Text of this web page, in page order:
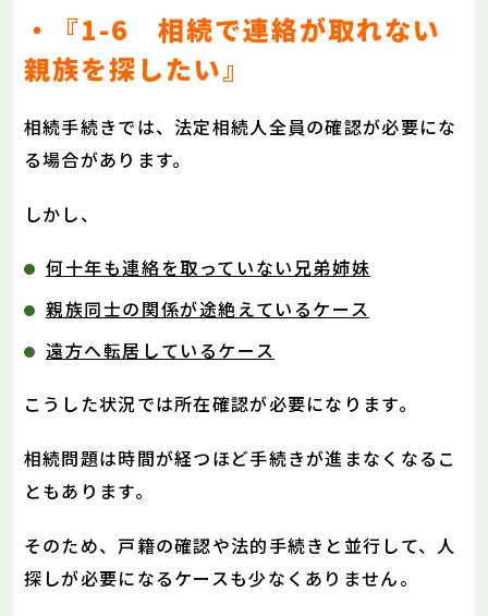
・『1-6 相続で連絡が取れない
親族を探したい』
相続手続きでは、法定相続人全員の確認が必要にな
る場合があります。
しかし、
何十年も連絡を取っていない兄弟姉妹
親族同士の関係が途絶えているケース
遠方へ転居しているケース
こうした状況では所在確認が必要になります。
相続問題は時間が経つほど手続きが進まなくなるこ
ともあります。
そのため、戸籍の確認や法的手続きと並行して、人
探しが必要になるケースも少なくありません。